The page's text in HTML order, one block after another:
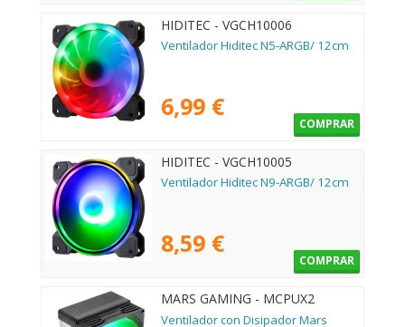
HIDITEC - VGCH10006
Ventilador Hiditec N5-ARGB/ 12cm
6,99 €
COMPRAR
HIDITEC - VGCH10005
Ventilador Hiditec N9-ARGB/ 12cm
8,59 €
COMPRAR
MARS GAMING - MCPUX2
Ventilador con Disipador Mars